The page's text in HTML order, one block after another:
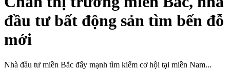
đầu tư bất động sản tìm bến đỗ
mới
Nhà đầu tư miền Bắc đẩy mạnh tìm kiếm cơ hội tại miền Nam...